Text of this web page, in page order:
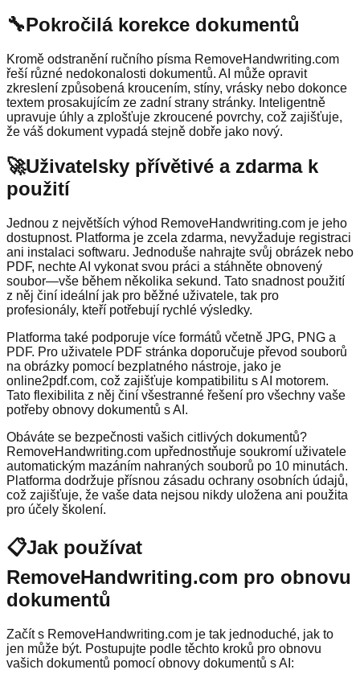
🔧Pokročilá korekce dokumentů
Kromě odstranění ručního písma RemoveHandwriting.com
řeší různé nedokonalosti dokumentů. AI může opravit
zkreslení způsobená kroucením, stíny, vrásky nebo dokonce
textem prosakujícím ze zadní strany stránky. Inteligentně
upravuje úhly a zplošťuje zkroucené povrchy, což zajišťuje,
že váš dokument vypadá stejně dobře jako nový.
🚀Uživatelsky přívětivé a zdarma k
použití
Jednou z největších výhod RemoveHandwriting.com je jeho
dostupnost. Platforma je zcela zdarma, nevyžaduje registraci
ani instalaci softwaru. Jednoduše nahrajte svůj obrázek nebo
PDF, nechte AI vykonat svou práci a stáhněte obnovený
soubor—vše během několika sekund. Tato snadnost použití
z něj činí ideální jak pro běžné uživatele, tak pro
profesionály, kteří potřebují rychlé výsledky.
Platforma také podporuje více formátů včetně JPG, PNG a
PDF. Pro uživatele PDF stránka doporučuje převod souborů
na obrázky pomocí bezplatného nástroje, jako je
online2pdf.com, což zajišťuje kompatibilitu s AI motorem.
Tato flexibilita z něj činí všestranné řešení pro všechny vaše
potřeby obnovy dokumentů s AI.
Obáváte se bezpečnosti vašich citlivých dokumentů?
RemoveHandwriting.com upřednostňuje soukromí uživatele
automatickým mazáním nahraných souborů po 10 minutách.
Platforma dodržuje přísnou zásadu ochrany osobních údajů,
což zajišťuje, že vaše data nejsou nikdy uložena ani použita
pro účely školení.
📋Jak používat
RemoveHandwriting.com pro obnovu
dokumentů
Začít s RemoveHandwriting.com je tak jednoduché, jak to
jen může být. Postupujte podle těchto kroků pro obnovu
vašich dokumentů pomocí obnovy dokumentů s AI: